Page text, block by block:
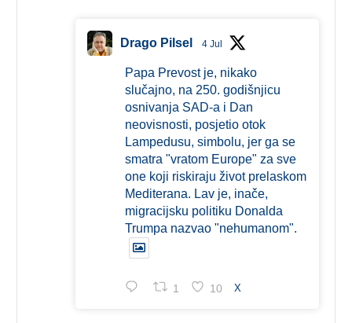
Drago Pilsel 4 Jul
Papa Prevost je, nikako
slučajno, na 250. godišnjicu
osnivanja SAD-a i Dan
neovisnosti, posjetio otok
Lampedusu, simbolu, jer ga se
smatra "vratom Europe" za sve
one koji riskiraju život prelaskom
Mediterana. Lav je, inače,
migracijsku politiku Donalda
Trumpa nazvao "nehumanom".
1 10 X